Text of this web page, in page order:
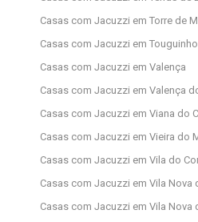
Casas com Jacuzzi em Torre de
Casas com Jacuzzi em Touguinho
Casas com Jacuzzi em Valença
Casas com Jacuzzi em Valença
Casas com Jacuzzi em Viana do
Casas com Jacuzzi em Vieira do
Casas com Jacuzzi em Vila do
Casas com Jacuzzi em Vila Nova
Casas com Jacuzzi em Vila Nova